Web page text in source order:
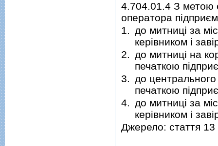
4.704.01.4 З метою
оператора
1. до митниці за
керівником і
2. до митниці на
печаткою
3. до центрального
печаткою
4. до митниці за
керівником і
Джерело: стаття 13